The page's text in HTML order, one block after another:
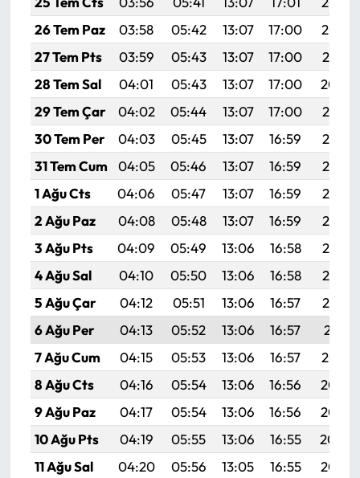
26 Tem Paz
03:58 05:42 13:07 17:00
20:22
27 Tem Pts
03:59 05:43 13:07 17:00
20:21
28 Tem Sal
04:01 05:43 13:07 17:00
20:20
29 Tem Çar
04:02 05:44 13:07 17:00
20:19
30 Tem Per
04:03 05:45 13:07 16:59
20:18
31 Tem Cum
04:05 05:46 13:07 16:59
20:17
1 Ağu Cts
04:06 05:47 13:07 16:59
20:16
2 Ağu Paz
04:08 05:48 13:07 16:59
20:15
3 Ağu Pts
04:09 05:49 13:06 16:58
20:14
4 Ağu Sal
04:10 05:50 13:06 16:58
20:13
5 Ağu Çar
04:12 05:51 13:06 16:57
20:12
6 Ağu Per
04:13 05:52 13:06 16:57
20:11
7 Ağu Cum
04:15 05:53 13:06 16:57
20:10
8 Ağu Cts
04:16 05:54 13:06 16:56
20:08
9 Ağu Paz
04:17 05:54 13:06 16:56
20:07
10 Ağu Pts
04:19 05:55 13:06 16:55
20:06
11 Ağu Sal
04:20 05:56 13:05 16:55
20:05
Siyaset
Spor
Sungurlu Haberleri
Turizm
Uğurludağ Haberleri
Yaşam
Yayla Haber
Yemek Tarifleri
Yerel Haberler